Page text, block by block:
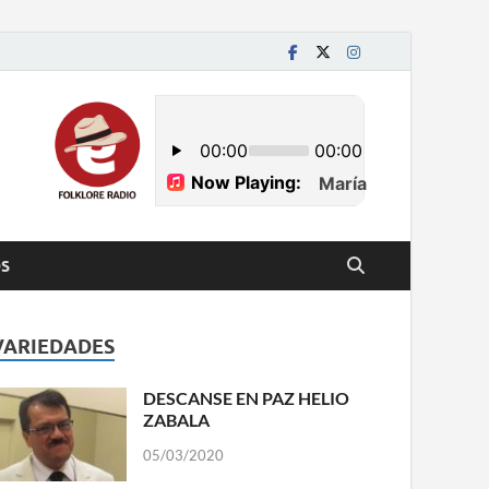
DESCANSE EN PAZ HELIO
ZABALA
05/03/2020